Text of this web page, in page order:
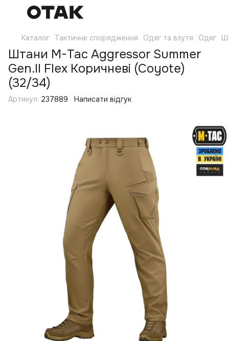
Каталог Тактичне спорядження Одяг та взутя Одяг
Штани M-Tac Aggressor Summer
Gen.II Flex Коричневі (Coyote)
(32/34)
Артикул: 237889 Написати відгук